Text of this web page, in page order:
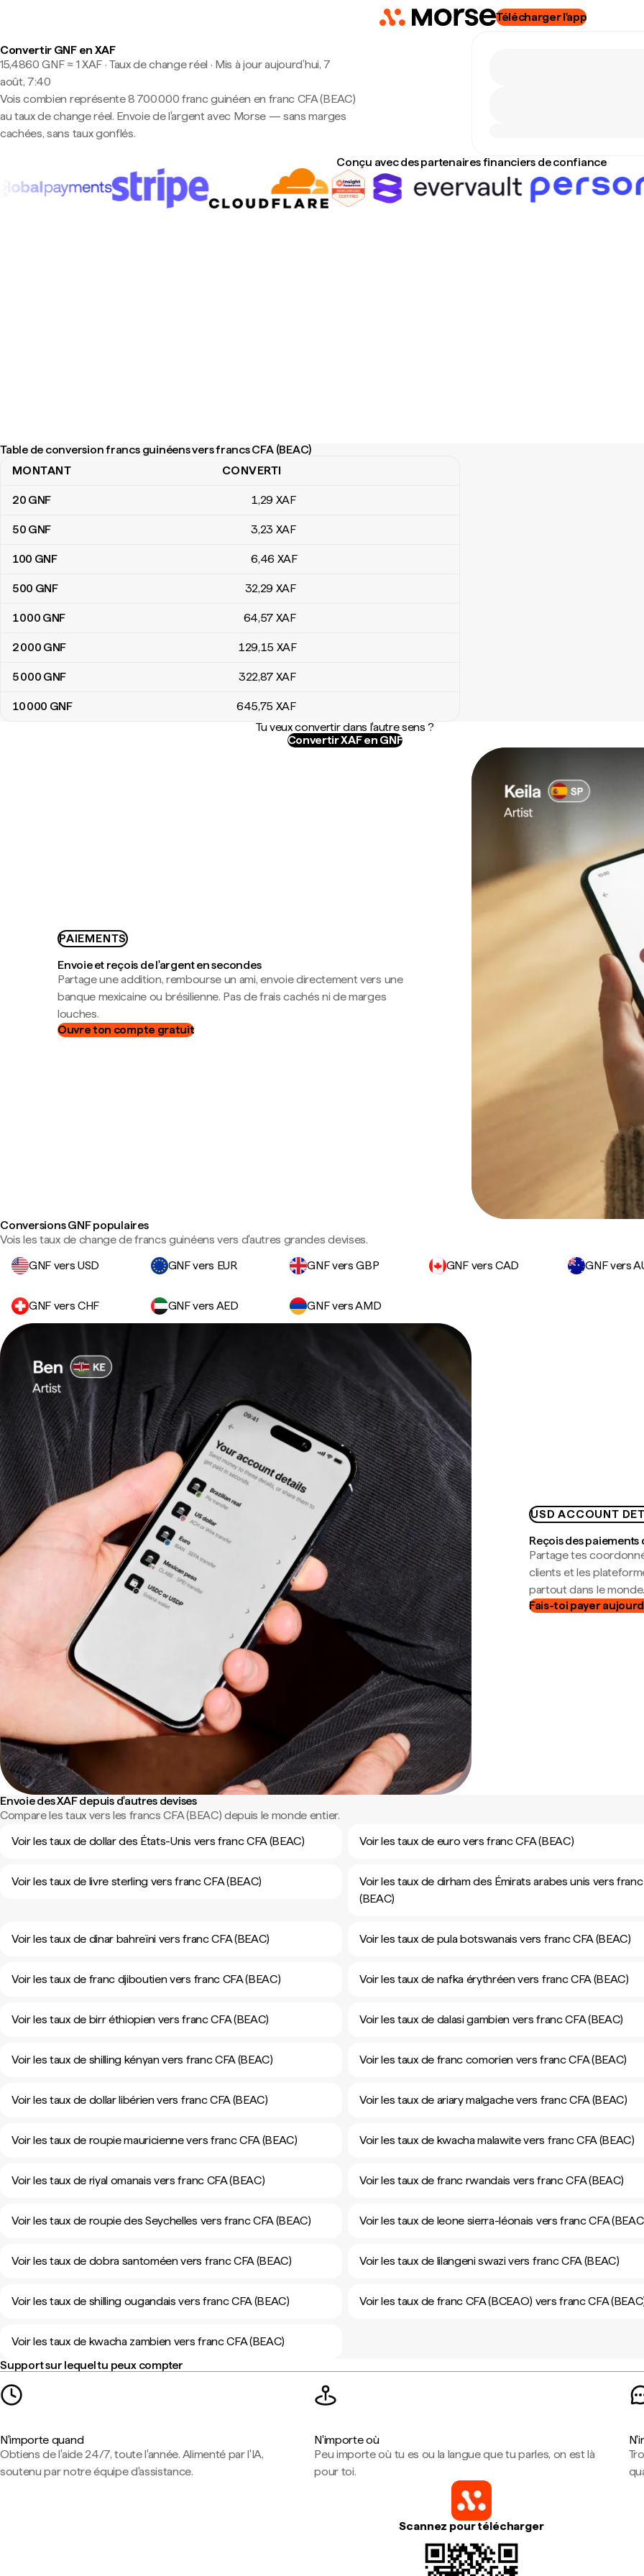
Télécharger l'app
Convertir GNF en XAF
15,4860 GNF ≈ 1 XAF · Taux de change réel · Mis à jour aujourd’hui, 7
août, 7:40
Vois combien représente 8 700 000 franc guinéen en franc CFA (BEAC)
au taux de change réel. Envoie de l'argent avec Morse — sans marges
cachées, sans taux gonflés.
Conçu avec des partenaires financiers de confiance
Table de conversion francs guinéens vers francs CFA (BEAC)
Table de conversion francs guinéens vers francs CFA (BEAC)
MONTANT CONVERTI
20 GNF 1,29 XAF
50 GNF 3,23 XAF
100 GNF 6,46 XAF
500 GNF 32,29 XAF
1 000 GNF 64,57 XAF
2 000 GNF 129,15 XAF
5 000 GNF 322,87 XAF
10 000 GNF 645,75 XAF
Tu veux convertir dans l'autre sens ?
Convertir XAF en GNF
PAIEMENTS
Envoie et reçois de l'argent en secondes
Partage une addition, rembourse un ami, envoie directement vers une
banque mexicaine ou brésilienne. Pas de frais cachés ni de marges
louches.
Ouvre ton compte gratuit
Conversions GNF populaires
Vois les taux de change de francs guinéens vers d'autres grandes devises.
GNF vers USD
GNF vers EUR GNF vers GBP GNF vers CAD GNF vers
GNF vers CHF GNF vers AED GNF vers AMD
USD ACCOUNT
Reçois des
Partage tes
clients et les
partout dans le monde.
Fais-toi payer
Envoie des XAF depuis d'autres devises
Compare les taux vers les francs CFA (BEAC) depuis le monde entier.
Voir les taux de dollar des États-Unis vers franc CFA (BEAC)
Voir les taux de euro vers franc CFA (BEAC)
Voir les taux de livre sterling vers franc CFA (BEAC)
Voir les taux de dirham des Émirats arabes unis vers
(BEAC)
Voir les taux de dinar bahreïni vers franc CFA (BEAC) Voir les taux de pula botswanais vers franc CFA (BEAC)
Voir les taux de franc djiboutien vers franc CFA (BEAC) Voir les taux de nafka érythréen vers franc CFA (BEAC)
Voir les taux de birr éthiopien vers franc CFA (BEAC) Voir les taux de dalasi gambien vers franc CFA (BEAC)
Voir les taux de shilling kényan vers franc CFA (BEAC) Voir les taux de franc comorien vers franc CFA (BEAC)
Voir les taux de dollar libérien vers franc CFA (BEAC) Voir les taux de ariary malgache vers franc CFA (BEAC)
Voir les taux de roupie mauricienne vers franc CFA (BEAC) Voir les taux de kwacha malawite vers franc CFA (BEAC)
Voir les taux de riyal omanais vers franc CFA (BEAC) Voir les taux de franc rwandais vers franc CFA (BEAC)
Voir les taux de roupie des Seychelles vers franc CFA (BEAC) Voir les taux de leone sierra-léonais vers franc CFA
Voir les taux de dobra santoméen vers franc CFA (BEAC) Voir les taux de lilangeni swazi vers franc CFA (BEAC)
Voir les taux de shilling ougandais vers franc CFA (BEAC) Voir les taux de franc CFA (BCEAO) vers franc CFA
Voir les taux de kwacha zambien vers franc CFA (BEAC)
Support sur lequel tu peux compter
N'importe quand
Obtiens de l'aide 24/7, toute l'année. Alimenté par l'IA,
soutenu par notre équipe d'assistance.
N'importe où
Peu importe où tu es ou la langue que tu parles, on est là
pour toi.
Scannez pour télécharger